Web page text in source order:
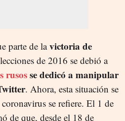
parte de lavictoria de
de 2016 se debió a
rusosse dedicó a manipular
. Ahora, esta situación se
se refiere. El 1 de
de que, desde el 18 de